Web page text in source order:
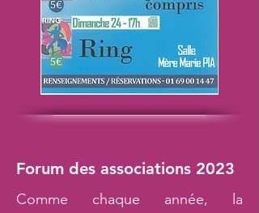
Forum des associations 2023
Comme chaque année, la